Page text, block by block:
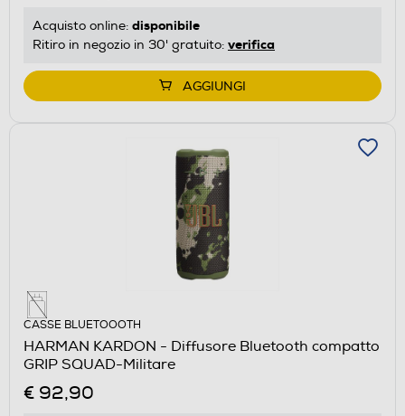
Acquisto online: disponibile
Ritiro in negozio in 30' gratuito: verifica
AGGIUNGI
CASSE BLUETOOOTH
HARMAN KARDON - Diffusore Bluetooth compatto
GRIP SQUAD-Militare
€ 92,90